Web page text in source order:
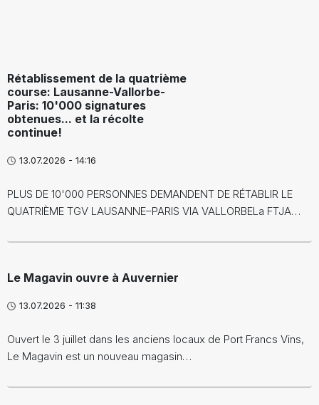
Rétablissement de la quatrième
course: Lausanne-Vallorbe-
Paris: 10'000 signatures
obtenues... et la récolte
continue!
13.07.2026 - 14:16
PLUS DE 10'000 PERSONNES DEMANDENT DE RÉTABLIR LE
QUATRIÈME TGV LAUSANNE–PARIS VIA VALLORBELa FTJA…
Le Magavin ouvre à Auvernier
13.07.2026 - 11:38
Ouvert le 3 juillet dans les anciens locaux de Port Francs Vins,
Le Magavin est un nouveau magasin…